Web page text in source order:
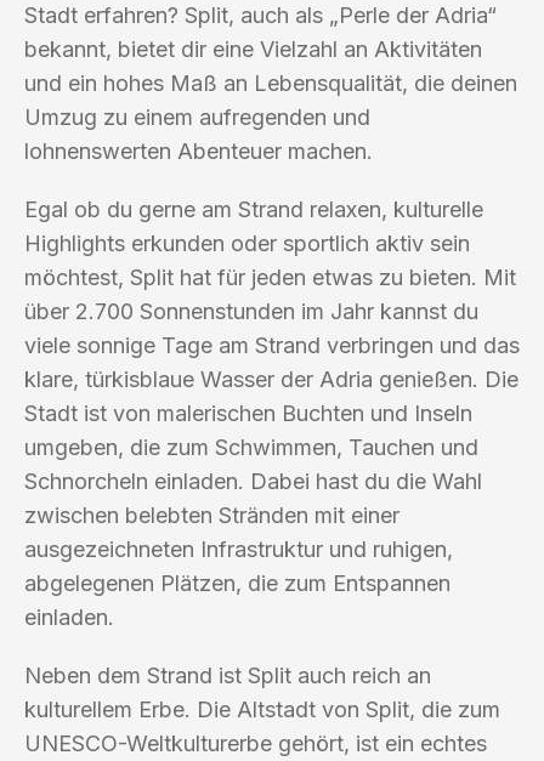
Stadt erfahren? Split, auch als „Perle der Adria“
bekannt, bietet dir eine Vielzahl an Aktivitäten
und ein hohes Maß an Lebensqualität, die deinen
Umzug zu einem aufregenden und
lohnenswerten Abenteuer machen.
Egal ob du gerne am Strand relaxen, kulturelle
Highlights erkunden oder sportlich aktiv sein
möchtest, Split hat für jeden etwas zu bieten. Mit
über 2.700 Sonnenstunden im Jahr kannst du
viele sonnige Tage am Strand verbringen und das
klare, türkisblaue Wasser der Adria genießen. Die
Stadt ist von malerischen Buchten und Inseln
umgeben, die zum Schwimmen, Tauchen und
Schnorcheln einladen. Dabei hast du die Wahl
zwischen belebten Stränden mit einer
ausgezeichneten Infrastruktur und ruhigen,
abgelegenen Plätzen, die zum Entspannen
einladen.
Neben dem Strand ist Split auch reich an
kulturellem Erbe. Die Altstadt von Split, die zum
UNESCO-Weltkulturerbe gehört, ist ein echtes